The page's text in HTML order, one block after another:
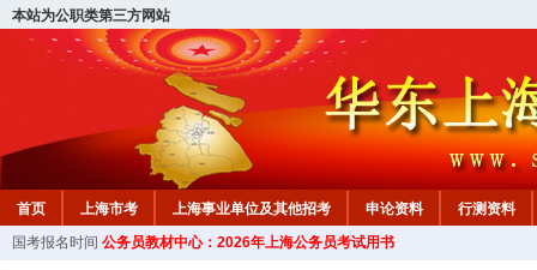
本站为公职类第三方网站
首页 上海市考 上海事业单位及其他招考 申论资料
行测资料
国考报名时间 公务员教材中心：2026年上海公务员考试用书